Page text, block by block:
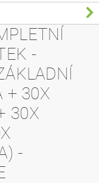
-
+ 30X
30X
-